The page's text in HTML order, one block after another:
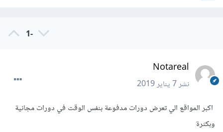
-1
Notareal
نشر7 يناير 2019
اكبر المواقع الي تعرض دورات مدفوعة بنفس الوقت في دورات مجانية
وبكثرة